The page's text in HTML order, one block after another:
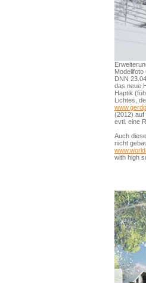
Modellfoto
DNN
das neue
Haptik
Lichtes,
(2012) auf
evtl. eine
Auch
nicht
with high